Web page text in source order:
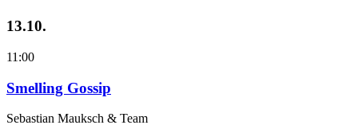
13.10.
11:00
Smelling Gossip
Sebastian Mauksch & Team